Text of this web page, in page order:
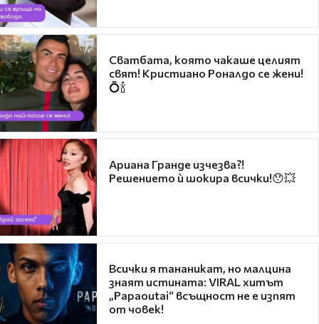
Сватбата, която чакаше целият
свят! Кристиано Роналдо се жени!
💍🍾
Ариана Гранде изчезва?!
Решението ѝ шокира всички!😯💥
Всички я тананикат, но малцина
знаят истината: VIRAL хитът
„Papaoutai“ всъщност не е изпят
от човек!